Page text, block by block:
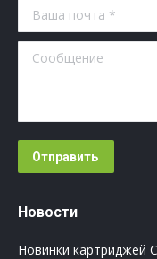
Ваша почта *
Сообщение
Отправить
Новости
Новинки картриджей